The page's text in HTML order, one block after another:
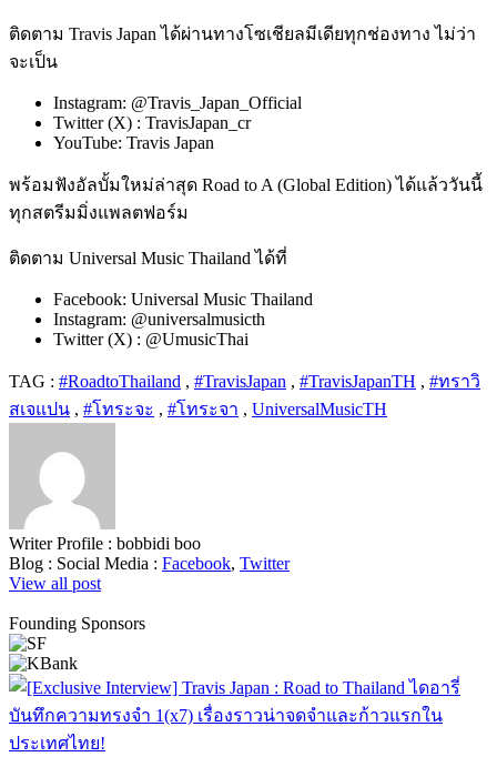
ติดตาม Travis Japan ได้ผ่านทางโซเชียลมีเดียทุกช่องทาง ไม่ว่า
จะเป็น
Instagram: @Travis_Japan_Official
Twitter (X) : TravisJapan_cr
YouTube: Travis Japan
พร้อมฟังอัลบั้มใหม่ล่าสุด Road to A (Global Edition) ได้แล้ววันนี้
ทุกสตรีมมิ่งแพลตฟอร์ม
ติดตาม Universal Music Thailand ได้ที่
Facebook: Universal Music Thailand
Instagram: @universalmusicth
Twitter (X) : @UmusicThai
TAG : #RoadtoThailand , #TravisJapan , #TravisJapanTH , #ทราวิ
สเจแปน , #โทระจะ , #โทระจา , UniversalMusicTH
Writer Profile : bobbidi boo
Blog : Social Media : Facebook, Twitter
View all post
Founding Sponsors